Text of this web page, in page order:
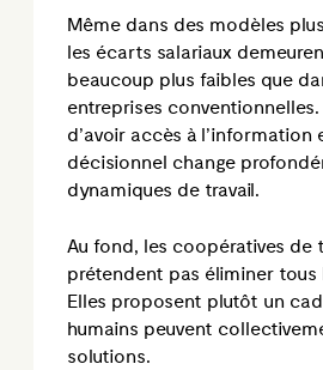
Même dans des modèles
les écarts salariaux
beaucoup plus faibles que
entreprises
d’avoir accès à l’information
décisionnel change
dynamiques de travail.
Au fond, les coopératives de
prétendent pas éliminer tous
Elles proposent plutôt un
humains peuvent
solutions.